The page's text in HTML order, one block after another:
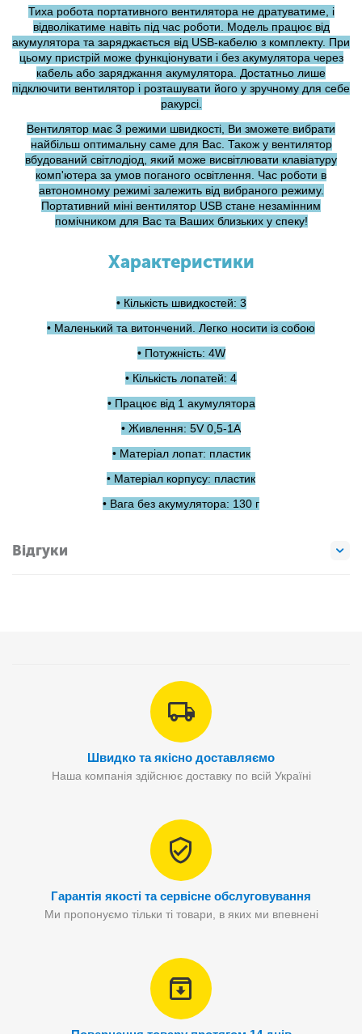
Тиха робота портативного вентилятора не дратуватиме, і
відволікатиме навіть під час роботи. Модель працює від
акумулятора та заряджається від USB-кабелю з комплекту. При
цьому пристрій може функціонувати і без акумулятора через
кабель або заряджання акумулятора. Достатньо лише
підключити вентилятор і розташувати його у зручному для себе
ракурсі.
Вентилятор має 3 режими швидкості, Ви зможете вибрати
найбільш оптимальну саме для Вас. Також у вентилятор
вбудований світлодіод, який може висвітлювати клавіатуру
комп'ютера за умов поганого освітлення. Час роботи в
автономному режимі залежить від вибраного режиму.
Портативний міні вентилятор USB стане незамінним
помічником для Вас та Ваших близьких у спеку!
Характеристики
• Кількість швидкостей: 3
• Маленький та витончений. Легко носити із собою
• Потужність: 4W
• Кількість лопатей: 4
• Працює від 1 акумулятора
• Живлення: 5V 0,5-1А
• Матеріал лопат: пластик
• Матеріал корпусу: пластик
• Вага без акумулятора: 130 г
Відгуки
Швидко та якісно доставляємо
Наша компанія здійснює доставку по всій Україні
Гарантія якості та сервісне обслуговування
Ми пропонуємо тільки ті товари, в яких ми впевнені